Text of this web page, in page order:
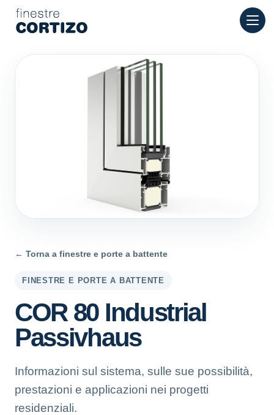
Finestre Cortizo è una rete specializzata in finestre in
Prodotti
Rete vendita
← Torna a finestre e porte a battente
FINESTRE E PORTE A BATTENTE
COR 80 Industrial
Passivhaus
Informazioni sul sistema, sulle sue possibilità,
prestazioni e applicazioni nei progetti
residenziali.